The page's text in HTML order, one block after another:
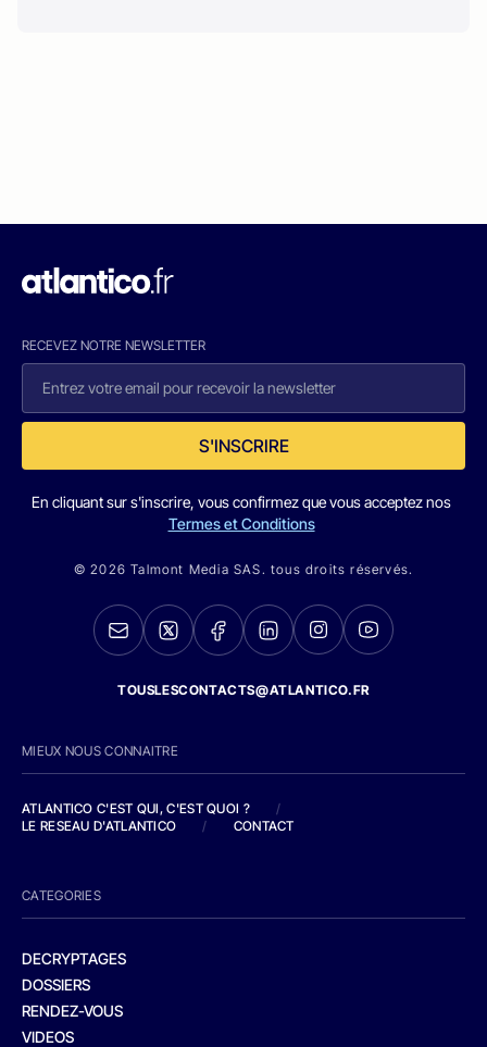
RECEVEZ NOTRE NEWSLETTER
S'INSCRIRE
En cliquant sur s'inscrire, vous confirmez que vous acceptez nos
Termes et Conditions
© 2026 Talmont Media SAS. tous droits réservés.
TOUSLESCONTACTS@ATLANTICO.FR
MIEUX NOUS CONNAITRE
ATLANTICO C'EST QUI, C'EST QUOI ?
/
LE RESEAU D'ATLANTICO
/ CONTACT
CATEGORIES
DECRYPTAGES
DOSSIERS
RENDEZ-VOUS
VIDEOS